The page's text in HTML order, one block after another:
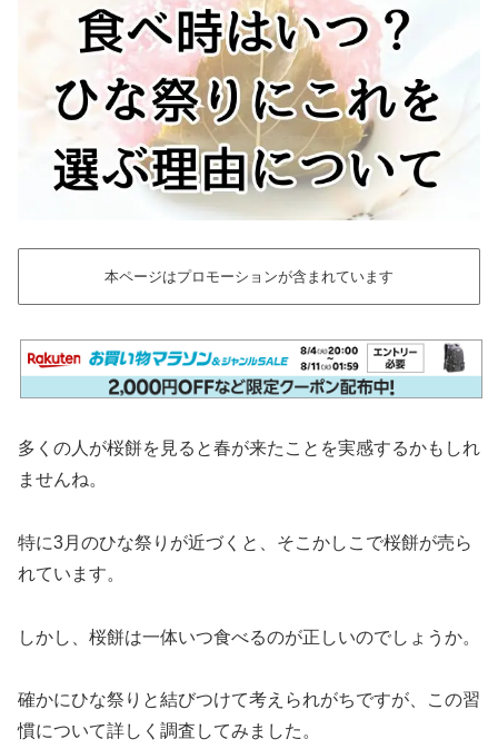
本ページはプロモーションが含まれています
多くの人が桜餅を見ると春が来たことを実感するかもしれ
ませんね。
特に3月のひな祭りが近づくと、そこかしこで桜餅が売ら
れています。
しかし、桜餅は一体いつ食べるのが正しいのでしょうか。
確かにひな祭りと結びつけて考えられがちですが、この習
慣について詳しく調査してみました。